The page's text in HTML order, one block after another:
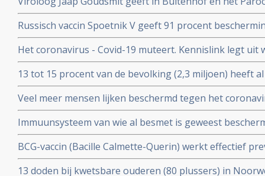
snel van de maatregelen afkomen. Vaccineer alle 60
Russisch vaccin Spoetnik V geeft 91 procent
procent bescherming tegen ernstig ziek worden. Blijkt
tussenresultaten
Het coronavirus - Covid-19 muteert. Kennislink legt uit
vaccins bv.
13 tot 15 procent van de bevolking (2,3 miljoen) heeft
coronavirus aangemaakt en hebben al langdurende
opgebouwd. Blijkt uit onderzoek van bloedbank
bloeddonoren.
Veel meer mensen lijken beschermd tegen het
gedacht. Door vroegere besmettingen met
immuniteit opgebouwd.
Immuunsysteem van wie al besmet is geweest
uit ons immuunsysteem ook tegen nieuwe mutaties
Braziliaanse mutaties van het coronavirus - Covid-19
BCG-vaccin (Bacille Calmette-Querin) werkt effectief
ziekten – mogelijk ook tegen COVID-19. RADBOUD
uitstekende resultaten uit studie met ouderen.
13 doden bij kwetsbare ouderen (80 plussers) in